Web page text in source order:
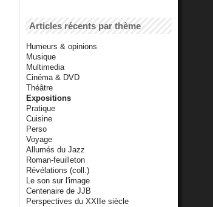
Articles récents par thème
Humeurs & opinions
Musique
Multimedia
Cinéma & DVD
Théâtre
Expositions
Pratique
Cuisine
Perso
Voyage
Allumés du Jazz
Roman-feuilleton
Révélations (coll.)
Le son sur l'image
Centenaire de JJB
Perspectives du XXIIe siècle